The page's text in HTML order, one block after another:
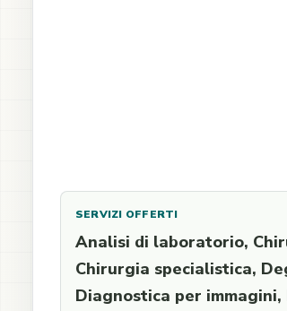
SERVIZI OFFERTI
Analisi di laboratorio,
Chirurgia specialistica,
Diagnostica per immagini,